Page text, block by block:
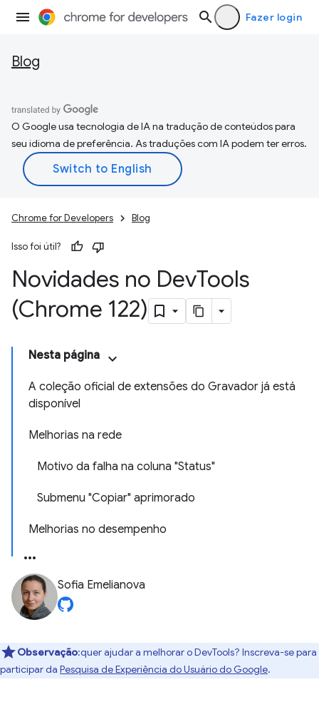
Fazer login
Blog
O Google usa tecnologia de IA na tradução de conteúdos para
seu idioma de preferência. As traduções com IA podem ter erros.
Chrome for Developers Blog
Isso foi útil?
Novidades no DevTools
(Chrome 122)
Nesta página
A coleção oficial de extensões do Gravador já está
disponível
Melhorias na rede
Motivo da falha na coluna "Status"
Submenu "Copiar" aprimorado
Melhorias no desempenho
Sofia Emelianova
Observação:quer ajudar a melhorar o DevTools? Inscreva-se para
participar da Pesquisa de Experiência do Usuário do Google.